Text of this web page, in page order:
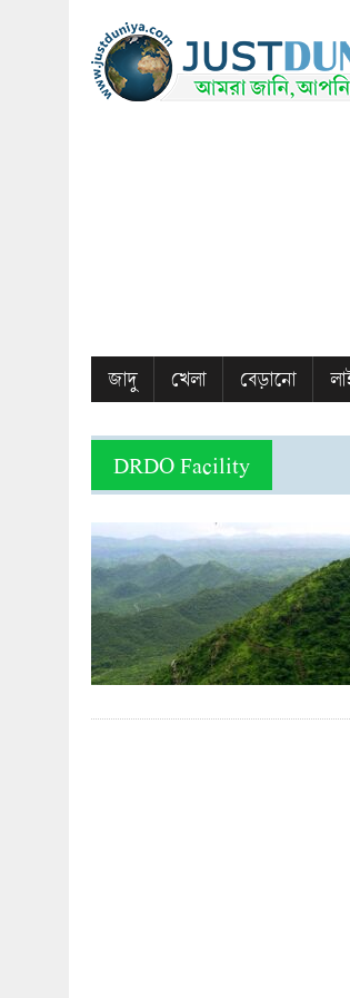
জাদু খেলা বেড়ানো
DRDO Facility